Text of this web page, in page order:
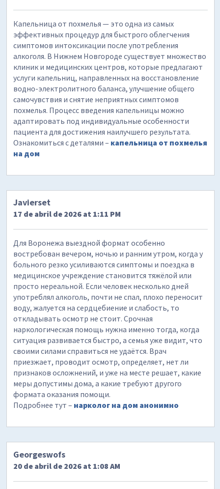
Капельница от похмелья — это одна из самых
эффективных процедур для быстрого облегчения
симптомов интоксикации после употребления
алкоголя. В Нижнем Новгороде существует множество
клиник и медицинских центров, которые предлагают
услуги капельниц, направленных на восстановление
водно-электролитного баланса, улучшение общего
самочувствия и снятие неприятных симптомов
похмелья. Процесс введения капельницы можно
адаптировать под индивидуальные особенности
пациента для достижения наилучшего результата.
Ознакомиться с деталями – капельница от похмелья
на дом
Javierset
17 de abril de 2026 at 1:11 PM
Для Воронежа выездной формат особенно
востребован вечером, ночью и ранним утром, когда у
больного резко усиливаются симптомы и поездка в
медицинское учреждение становится тяжёлой или
просто нереальной. Если человек несколько дней
употреблял алкоголь, почти не спал, плохо переносит
воду, жалуется на сердцебиение и слабость, то
откладывать осмотр не стоит. Срочная
наркологическая помощь нужна именно тогда, когда
ситуация развивается быстро, а семья уже видит, что
своими силами справиться не удаётся. Врач
приезжает, проводит осмотр, определяет, нет ли
признаков осложнений, и уже на месте решает, какие
меры допустимы дома, а какие требуют другого
формата оказания помощи.
Подробнее тут – нарколог на дом анонимно
Georgeswofs
20 de abril de 2026 at 1:08 AM